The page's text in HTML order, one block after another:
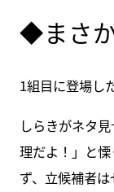
◆まさ
1組目に登場し
しらきがネタ
理だよ！」と
ず、立候補者は